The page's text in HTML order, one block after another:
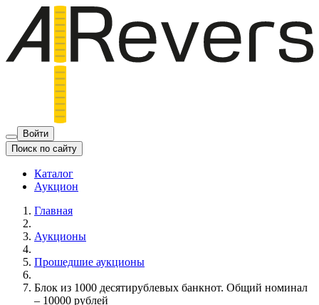
Войти
Поиск по сайту
Каталог
Аукцион
Главная
Аукционы
Прошедшие аукционы
Блок из 1000 десятирублевых банкнот. Общий номинал
– 10000 рублей